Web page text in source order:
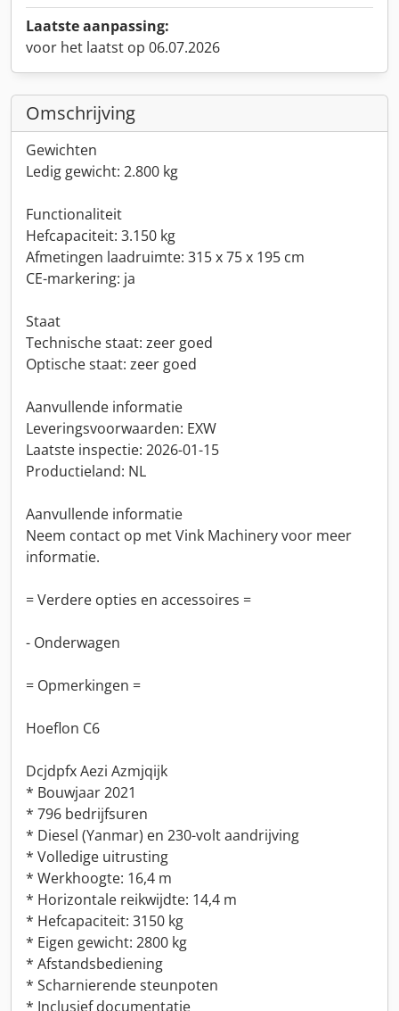
Laatste aanpassing:
voor het laatst op 06.07.2026
Omschrijving
Gewichten
Ledig gewicht: 2.800 kg
Functionaliteit
Hefcapaciteit: 3.150 kg
Afmetingen laadruimte: 315 x 75 x 195 cm
CE-markering: ja
Staat
Technische staat: zeer goed
Optische staat: zeer goed
Aanvullende informatie
Leveringsvoorwaarden: EXW
Laatste inspectie: 2026-01-15
Productieland: NL
Aanvullende informatie
Neem contact op met Vink Machinery voor meer
informatie.
= Verdere opties en accessoires =
- Onderwagen
= Opmerkingen =
Hoeflon C6
Dcjdpfx Aezi Azmjqijk
* Bouwjaar 2021
* 796 bedrijfsuren
* Diesel (Yanmar) en 230-volt aandrijving
* Volledige uitrusting
* Werkhoogte: 16,4 m
* Horizontale reikwijdte: 14,4 m
* Hefcapaciteit: 3150 kg
* Eigen gewicht: 2800 kg
* Afstandsbediening
* Scharnierende steunpoten
* Inclusief documentatie